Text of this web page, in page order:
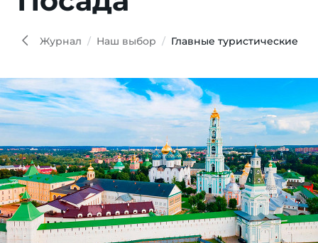
Журнал Наш выбор Главные туристические